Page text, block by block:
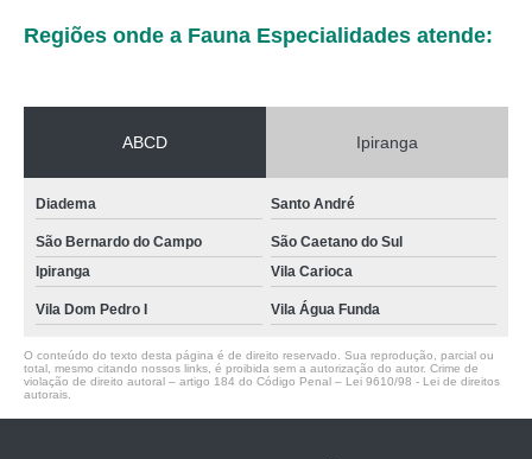
Regiões onde a Fauna Especialidades atende:
ABCD Ipiranga
Diadema Santo André
São Bernardo do Campo
São Caetano do Sul
Ipiranga
Vila Carioca
Vila Dom Pedro I Vila Água Funda
O conteúdo do texto desta página é de direito reservado. Sua reprodução, parcial ou
total, mesmo citando nossos links, é proibida sem a autorização do autor. Crime de
violação de direito autoral – artigo 184 do Código Penal – Lei 9610/98 - Lei de direitos
autorais